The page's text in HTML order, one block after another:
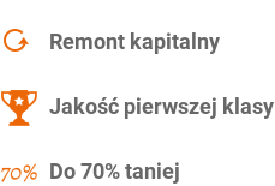
Remont kapitalny
Jakość pierwszej klasy
Do 70% taniej